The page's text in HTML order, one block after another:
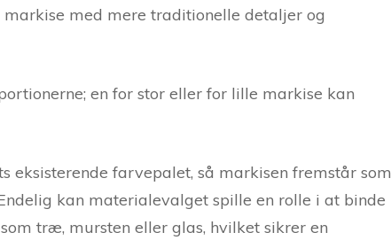
med mere traditionelle detaljer og
en for stor eller for lille markise kan
eksisterende farvepalet, så markisen fremstår som
kan materialevalget spille en rolle i at binde
træ, mursten eller glas, hvilket sikrer en